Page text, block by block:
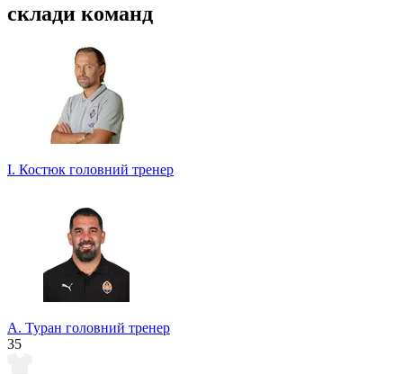
склади команд
І. Костюк головний тренер
А. Туран головний тренер
35